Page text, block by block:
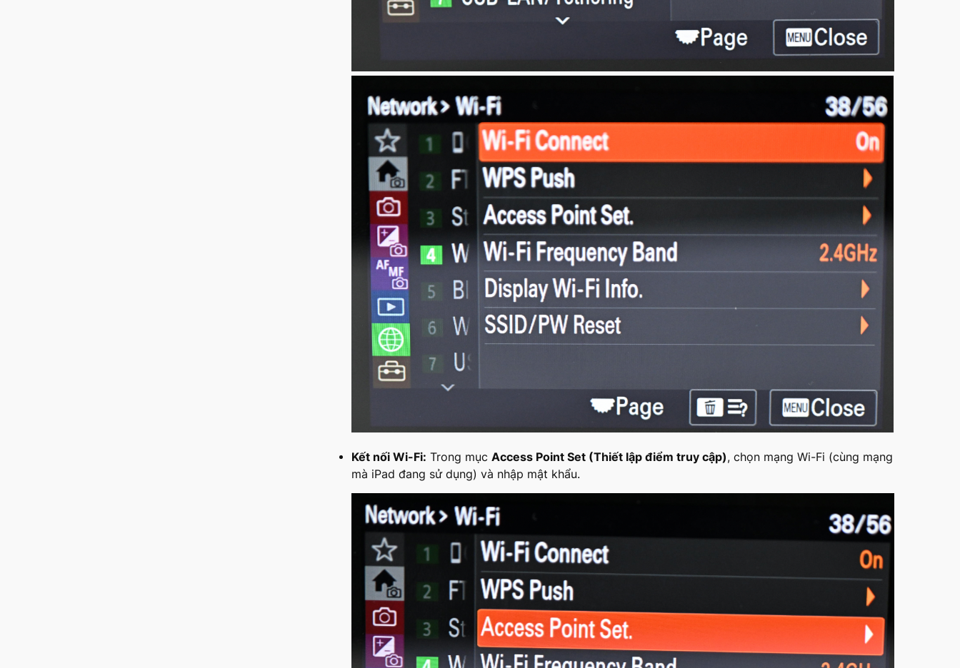
Kết nối Wi-Fi: Trong mục Access Point Set (Thiết lập điểm truy cập), chọn mạng Wi-Fi (cùng mạng
mà iPad đang sử dụng) và nhập mật khẩu.